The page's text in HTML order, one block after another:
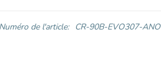
de l'article: CR-90B-EVO307-ANO